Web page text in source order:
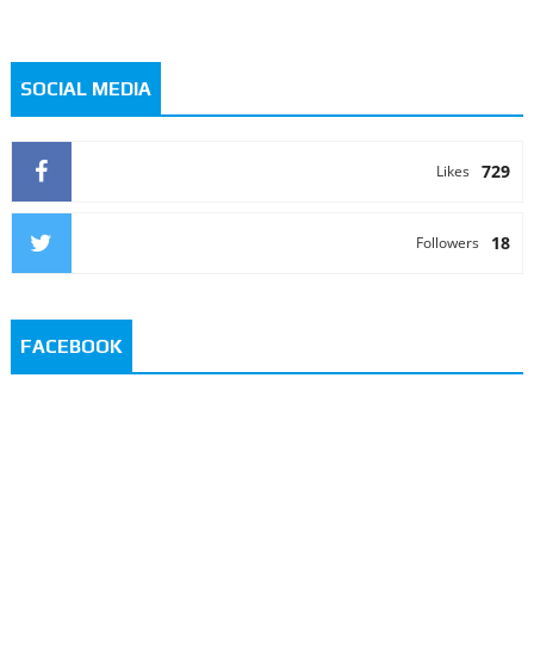
SOCIAL MEDIA
729
Likes
18
Followers
FACEBOOK